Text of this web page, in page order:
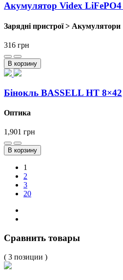
Акумулятор Videx
Зарядні пристрої > Акумулятори
316 грн
В корзину
Бiнокль BASSELL HT 8×42
Оптика
1,901 грн
В корзину
1
2
3
20
Сравнить товары
( 3 позиции )